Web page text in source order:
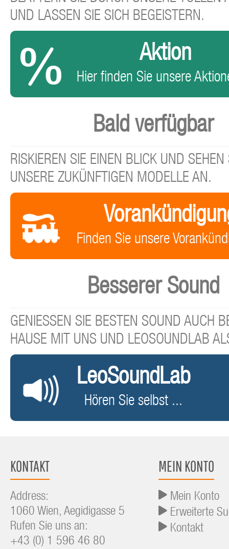
UND LASSEN SIE SICH BEGEISTERN.
Aktion
Hier finden Sie unsere
Bald verfügbar
RISKIEREN SIE EINEN BLICK UND SEHEN
UNSERE ZUKÜNFTIGEN MODELLE AN.
Finden Sie unsere
Besserer Sound
GENIESSEN SIE BESTEN SOUND AUCH
HAUSE MIT UNS UND LEOSOUNDLAB
LeoSoundLab
Hören Sie selbst ...
KONTAKT
Address:
1060 Wien, Aegidigasse 5
Rufen Sie uns an:
+43 (0) 1 596 46 80
MEIN KONTO
Mein Konto
Erweiterte
Kontakt